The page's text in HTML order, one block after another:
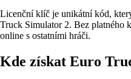
Licenční klíč je unikátní kód,
Truck Simulator 2. Bez platného
online s ostatními hráči.
Kde získat Euro